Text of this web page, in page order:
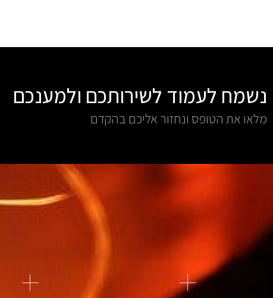
נשמח לעמוד לשירותכם ולמענכם
מלאו את הטופס ונחזור אליכם בהקדם